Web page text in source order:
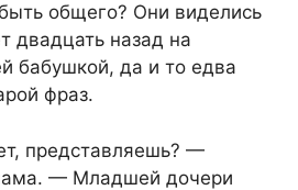
общего? Они виделись
двадцать назад на
бабушкой, да и то едва
фраз.
представляешь? —
— Младшей дочери